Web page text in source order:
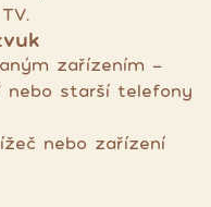
zařízením -
nebo starší telefony
nebo zařízení